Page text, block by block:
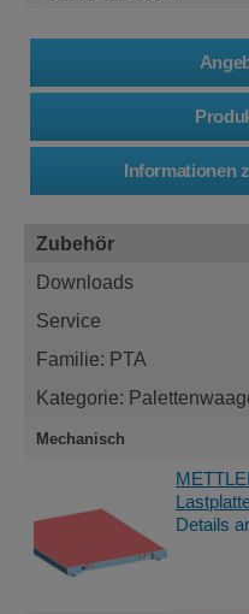
Zubehör
Downloads
Service
Familie: PTA
Kategorie:
Mechanisch
Details